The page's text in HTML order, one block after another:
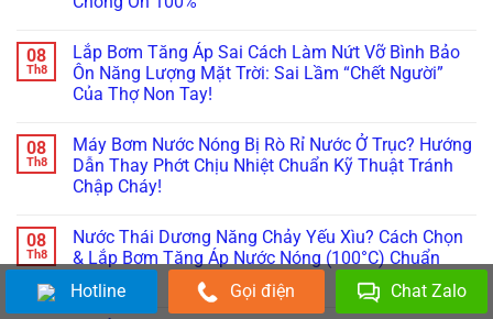
bình
luận
ở
Máy
Áp
Kêu
To
Ám
Ảnh
Tuyệt
Chiêu
Lót
Cao
Su
08
Th8
Lắp Bơm Tăng Áp Sai Cách Làm Nứt Vỡ Bình Bảo
Ôn Năng Lượng Mặt Trời: Sai Lầm “Chết Người”
Của Thợ Non Tay!
bình
luận
ở
Lắp
Áp
Sai
Cách
Làm
Nứt
Vỡ
Bình
08
Th8
Máy Bơm Nước Nóng Bị Rò Rỉ Nước Ở Trục? Hướng
Dẫn Thay Phớt Chịu Nhiệt Chuẩn Kỹ Thuật Tránh
Chập Cháy!
bình
luận
ở
Bơm
08
Th8
Nước Thái Dương Năng Chảy Yếu Xìu? Cách Chọn
& Lắp Bơm Tăng Áp Nước Nóng (100°C) Chuẩn
Không
có
Hotline Gọi điện Chat Zalo